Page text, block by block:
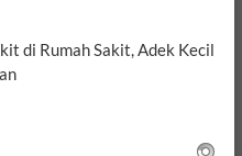
di Rumah Sakit, Adek Kecil